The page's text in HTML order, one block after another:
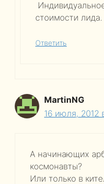
стоимости лида.
Ответить
MartinNG
16 июля, 2012
А начинающих
космонавты?
Или только в